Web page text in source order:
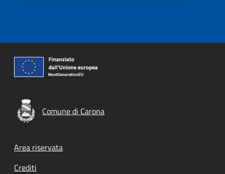
Comune di Carona
Footer menu
Area riservata
Crediti